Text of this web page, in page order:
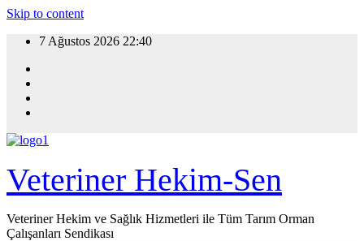
Skip to content
7 Ağustos 2026 22:40
Veteriner Hekim-Sen
Veteriner Hekim ve Sağlık Hizmetleri ile Tüm Tarım Orman
Çalışanları Sendikası